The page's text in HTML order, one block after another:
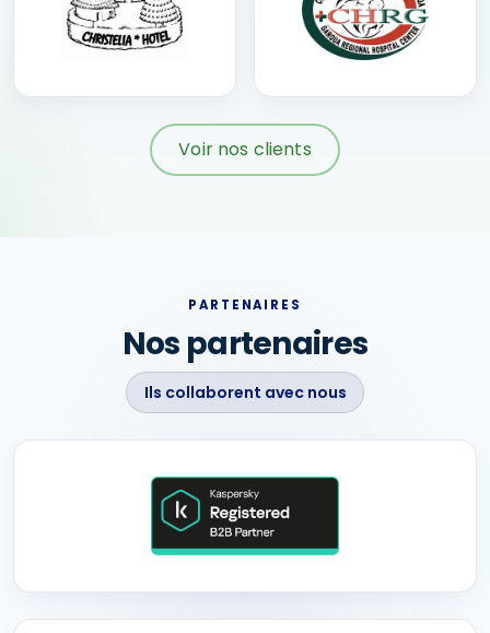
Voir nos clients
PARTENAIRES
Nos partenaires
Ils collaborent avec nous